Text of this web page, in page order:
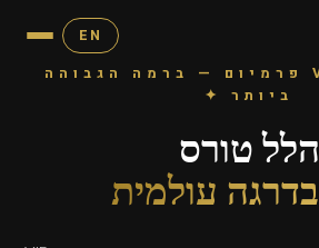
EN
✦ שירות VIP פרמיום — ברמה הגבוהה
ביותר ✦
הלל טורס